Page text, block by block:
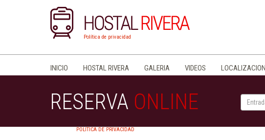
Política de privacidad
INICIO HOSTAL RIVERA GALERIA VIDEOS LOCALIZACION
RESERVA ONLINE
POLITICA DE PRIVACIDAD